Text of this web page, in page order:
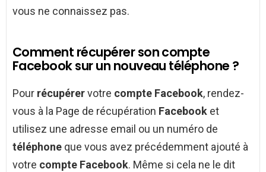
vous ne connaissez pas.
Comment récupérer son compte
Facebook sur un nouveau téléphone ?
Pour récupérervotre compte Facebook, rendez-
vous à la Page de récupération Facebook et
utilisez une adresse email ou un numéro de
téléphone que vous avez précédemment ajouté à
votre compte Facebook. Même si cela ne le dit